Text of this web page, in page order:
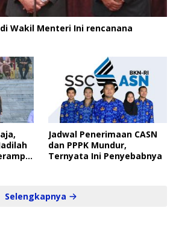
Wakil Menteri Ini rencanana
Jadwal Penerimaan CASN
dan PPPK Mundur,
Ternyata Ini Penyebabnya
Selengkapnya